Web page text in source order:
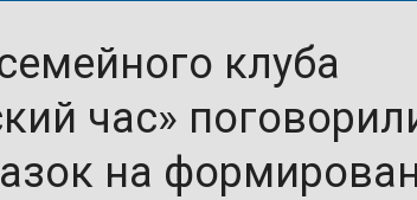
клуба
час»
на